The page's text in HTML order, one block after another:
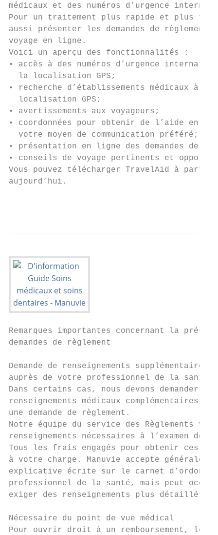
médicaux et des numéros d’urgence
Pour un traitement plus rapide et plus
aussi présenter les demandes de règlement
voyage en ligne.
Voici un aperçu des fonctionnalités :
• accès à des numéros d’urgence
  la localisation GPS;
• recherche d’établissements médicaux à
  localisation GPS;
• avertissements aux voyageurs;
• coordonnées pour obtenir de l’aide en
  votre moyen de communication préféré;
• présentation en ligne des demandes de
• conseils de voyage pertinents et
Vous pouvez télécharger TravelAid à partir
aujourd’hui.
Remarques importantes concernant la
demandes de règlement
Demande de renseignements
auprès de votre professionnel de la
Dans certains cas, nous devons
renseignements médicaux
une demande de règlement.
Notre équipe du service des Règlements
renseignements nécessaires à l’examen
Tous les frais engagés pour obtenir ces
à votre charge. Manuvie accepte
explicative écrite sur le carnet
professionnel de la santé, mais peut
exiger des renseignements plus détaillés.
Nécessaire du point de vue médical
Pour ouvrir droit à un remboursement,